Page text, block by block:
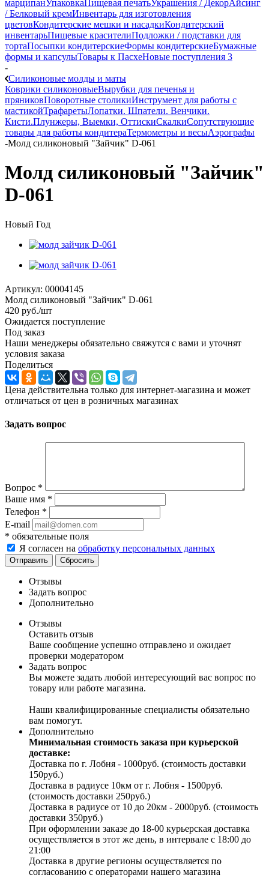
марципанУпаковка Пищевая печатьУкрашения / ДекорАйсинг
/ Белковый кремИнвентарь для изготовления
цветовКондитерские мешки и насадкиКондитерский
инвентарьПищевые красителиПодложки / подставки для
тортаПосыпки кондитерскиеФормы кондитерскиеБумажные
формы и капсулыТовары к ПасхеНовые поступления 3
-
Силиконовые молды и маты
Коврики силиконовыеВырубки для печенья и
пряниковПоворотные столикиИнструмент для работы с
мастикойТрафаретыЛопатки. Шпатели. Венчики.
Кисти.Плунжеры, Выемки, ОттискиСкалкиСопутствующие
товары для работы кондитераТермометры и весыАэрографы
-Молд силиконовый "Зайчик" D-061
Молд силиконовый "Зайчик"
D-061
Новый Год
Артикул: 00004145
Молд силиконовый "Зайчик" D-061
420 руб./шт
Ожидается поступление
Под заказ
Наши менеджеры обязательно свяжутся с вами и уточнят
условия заказа
Поделиться
Цена действительна только для интернет-магазина и может
отличаться от цен в розничных магазинах
Задать вопрос
Вопрос *
Ваше имя *
Телефон *
E-mail
* обязательные поля
Я согласен на обработку персональных данных
Отправить Сбросить
Отзывы
Задать вопрос
Дополнительно
Отзывы
Оставить отзыв
Ваше сообщение успешно отправлено и ожидает
проверки модератором
Задать вопрос
Вы можете задать любой интересующий вас вопрос по
товару или работе магазина.
Наши квалифицированные специалисты обязательно
вам помогут.
Дополнительно
Минимальная стоимость заказа при курьерской
доставке:
Доставка по г. Лобня - 1000руб. (стоимость доставки
150руб.)
Доставка в радиусе 10км от г. Лобня - 1500руб.
(стоимость доставки 250руб.)
Доставка в радиусе от 10 до 20км - 2000руб. (стоимость
доставки 350руб.)
При оформлении заказе до 18-00 курьерская доставка
осуществляется в этот же день, в интервале с 18:00 до
21:00
Доставка в другие регионы осуществляется по
согласованию с операторами нашего магазина